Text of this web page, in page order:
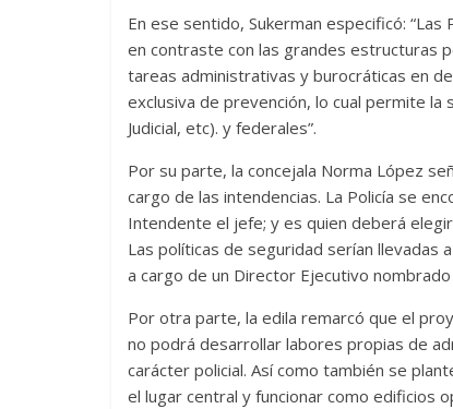
En ese sentido, Sukerman especificó:
en contraste con las grandes estructuras
tareas administrativas y burocráticas en
exclusiva de prevención, lo cual permite la
Judicial, etc). y federales”.
Por su parte, la concejala Norma López
cargo de las intendencias. La Policía se
Intendente el jefe; y es quien deberá
Las políticas de seguridad serían llevadas
a cargo de un Director Ejecutivo
Por otra parte, la edila remarcó que el
no podrá desarrollar labores propias de
carácter policial. Así como también se
el lugar central y funcionar como edificios